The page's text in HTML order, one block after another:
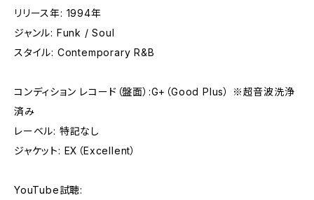
リリース年: 1994年
ジャンル: Funk / Soul
スタイル: Contemporary R&B
コンディション レコード（盤面）:G+（Good Plus） ※超音波洗浄
済み
レーベル: 特記なし
ジャケット: EX（Excellent）
YouTube試聴: